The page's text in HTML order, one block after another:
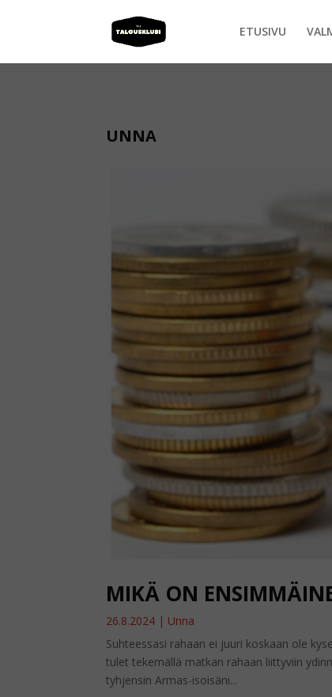
ETUSIVU
UNNA
MIKÄ ON
26.8.2024 | Unna
Suhteessasi rahaan ei juuri koskaan ole
tulet tekemällä matkan rahaan liittyviin
tyhjensin Armas-isoisäni...